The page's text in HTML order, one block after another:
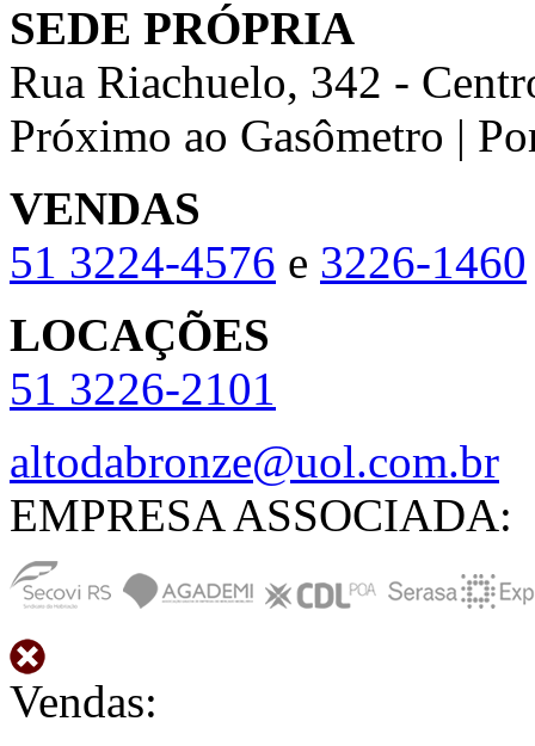
SEDE PRÓPRIA
Rua Riachuelo, 342 -
Próximo ao Gasômetro |
VENDAS
51 3224-4576 e 3226-1460
LOCAÇÕES
51 3226-2101
altodabronze@uol.com.br
EMPRESA ASSOCIADA:
Vendas: